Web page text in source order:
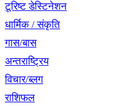
टूरिष्ट डेस्टिनेशन
धार्मिक / संकृति
गास/बास
अन्तराष्ट्रिय
विचार/ब्लग
राशिफल